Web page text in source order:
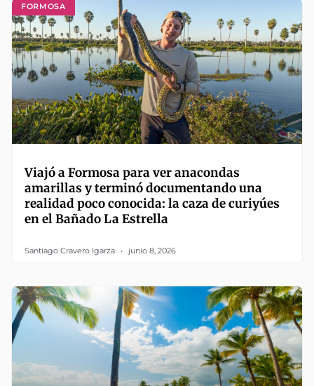
FORMOSA
Viajó a Formosa para ver anacondas
amarillas y terminó documentando una
realidad poco conocida: la caza de curiyúes
en el Bañado La Estrella
Santiago Cravero Igarza junio 8, 2026